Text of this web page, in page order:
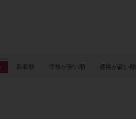
新着順 価格が安い順 価格が高い順